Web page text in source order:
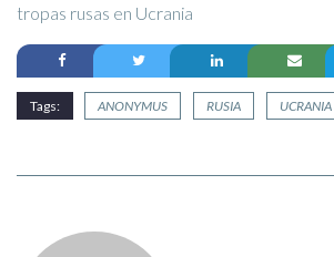
tropas rusas en Ucrania
Tags: ANONYMUS RUSIA UCRANIA